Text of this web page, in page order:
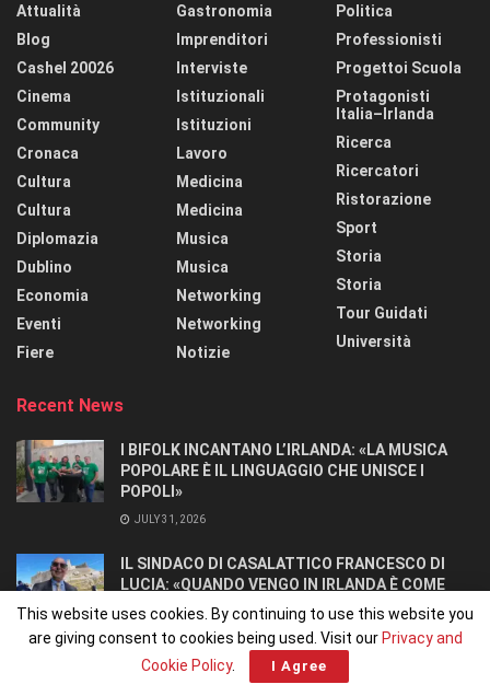
Attualità
Blog
Cashel 20026
Cinema
Community
Cronaca
Cultura
Cultura
Diplomazia
Dublino
Economia
Eventi
Fiere
Gastronomia
Imprenditori
Interviste
Istituzionali
Istituzioni
Lavoro
Medicina
Medicina
Musica
Musica
Networking
Networking
Notizie
Politica
Professionisti
Progettoi Scuola
Protagonisti
Italia–Irlanda
Ricerca
Ricercatori
Ristorazione
Sport
Storia
Storia
Tour Guidati
Università
Recent News
I BIFOLK INCANTANO L’IRLANDA: «LA MUSICA
POPOLARE È IL LINGUAGGIO CHE UNISCE I
POPOLI»
JULY 31, 2026
IL SINDACO DI CASALATTICO FRANCESCO DI
LUCIA: «QUANDO VENGO IN IRLANDA È COME
TORNARE A CASA».
JULY 27, 2026
This website uses cookies. By continuing to use this website you
are giving consent to cookies being used. Visit our Privacy and
Cookie Policy. I Agree